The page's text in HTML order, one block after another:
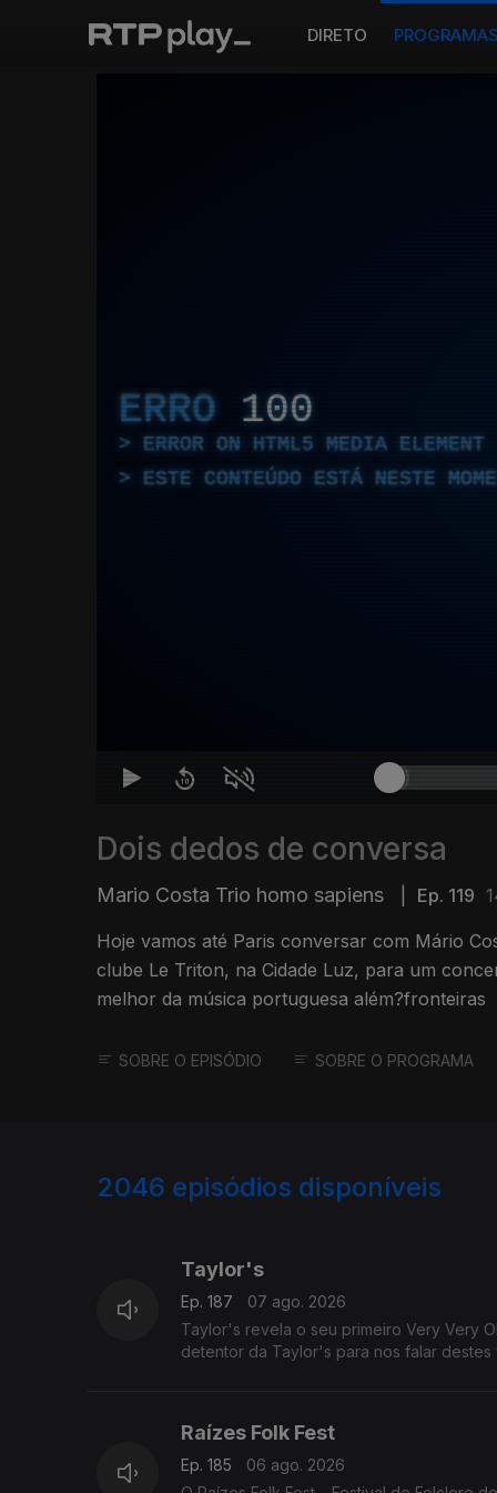
DIRETO
ERRO 100
ERROR ON HTML5 MEDIA ELEMENT
ESTE CONTEÚDO ESTÁ NESTE
Dois dedos de conversa
Mario Costa Trio homo sapiens Ep. 119
Hoje vamos até Paris conversar com Mário
clube Le Triton, na Cidade Luz, para um
melhor da música portuguesa além?fronteiras
SOBRE O EPISÓDIO SOBRE O PROGRAMA
2046 episódios disponíveis
Taylor's
Ep. 187
07 ago. 2026
Taylor's revela o seu primeiro Very Very
detentor da Taylor's para nos falar destes
Raízes Folk Fest
Ep. 185
06 ago. 2026